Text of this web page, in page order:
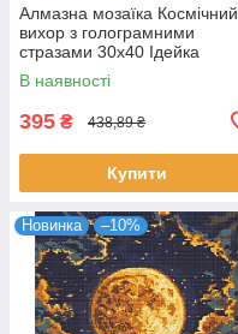
Алмазна мозаїка Космічний
вихор з голограмними
стразами 30х40 Ідейка
(AMO8005)
В наявності
395 ₴ 438,89 ₴
Купити
Новинка –10%